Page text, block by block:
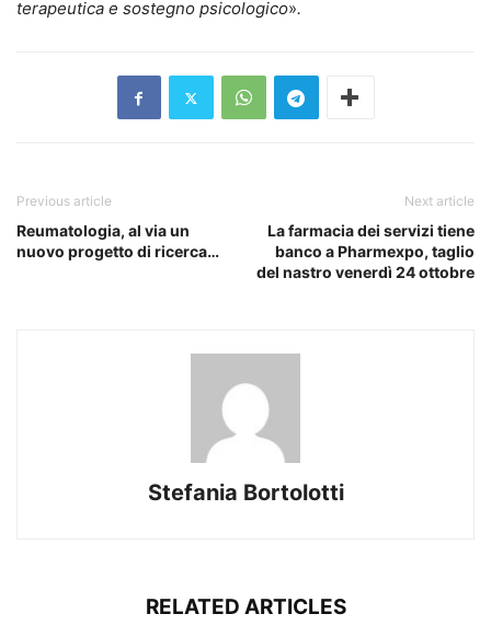
terapeutica e sostegno psicologico».
Previous article
Reumatologia, al via un
nuovo progetto di ricerca…
Next article
La farmacia dei servizi tiene
banco a Pharmexpo, taglio
del nastro venerdì 24 ottobre
Stefania Bortolotti
RELATED ARTICLES